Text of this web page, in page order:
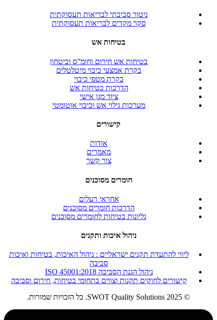
ניטור סביבתי לבריאות תעסוקתית
סקר מקדים לבריאות תעסוקתית
בטיחות אש
בטיחות אש חירום וחומ”ס וביטחון
בקרת אמצעי כיבוי מיטלטלים
בקרת מטפי כיבוי
הדרכות בטיחות אש
ציוד מגן אישי
מערכות גילוי אש וכיבוי אוטומטי
קישורים
אודות
מאמרים
צור קשר
חומרים מסוכנים
אחראי רעלים
הדרכות חומרים מסוכנים
גליונות בטיחות לחומרים מסוכנים
ניהול איכות ותקנים
ליווי להתעדת תקנים ישראליים : ניהול האיכות, בטיחות ואיכות
סביבה
ניהול הגנת הסביבה ISO 45001:2018
קישורים לחוקים תקנות וצווים בתחומי בטיחות, חירום וסביבה
© 2025 SWOT Quality Solutions. כל הזכויות שמורות.